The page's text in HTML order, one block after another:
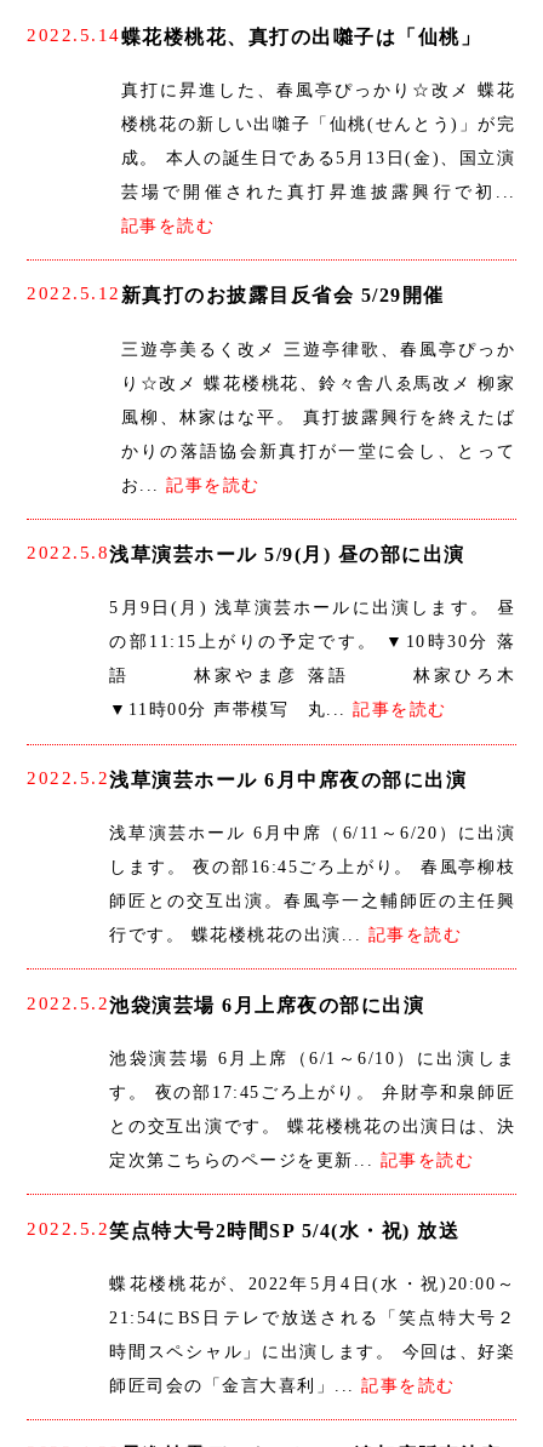
2022.5.14蝶花楼桃花、真打の出囃子は「仙桃」
真打に昇進した、春風亭ぴっかり☆改メ 蝶花
楼桃花の新しい出囃子「仙桃(せんとう)」が完
成。 本人の誕生日である5月13日(金)、国立演
芸場で開催された真打昇進披露興行で初...
記事を読む
2022.5.12新真打のお披露目反省会 5/29開催
三遊亭美るく改メ 三遊亭律歌、春風亭ぴっか
り☆改メ 蝶花楼桃花、鈴々舎八ゑ馬改メ 柳家
風柳、林家はな平。 真打披露興行を終えたば
かりの落語協会新真打が一堂に会し、とって
お...記事を読む
2022.5.8浅草演芸ホール 5/9(月) 昼の部に出演
5月9日(月) 浅草演芸ホールに出演します。 昼
の部11:15上がりの予定です。 ▼10時30分 落
語 林家やま彦 落語 林家ひろ木
▼11時00分 声帯模写 丸...記事を読む
2022.5.2浅草演芸ホール 6月中席夜の部に出演
浅草演芸ホール 6月中席（6/11～6/20）に出演
します。 夜の部16:45ごろ上がり。 春風亭柳枝
師匠との交互出演。春風亭一之輔師匠の主任興
行です。 蝶花楼桃花の出演... 記事を読む
2022.5.2池袋演芸場 6月上席夜の部に出演
池袋演芸場 6月上席（6/1～6/10）に出演しま
す。 夜の部17:45ごろ上がり。 弁財亭和泉師匠
との交互出演です。 蝶花楼桃花の出演日は、決
定次第こちらのページを更新... 記事を読む
2022.5.2笑点特大号2時間SP 5/4(水・祝) 放送
蝶花楼桃花が、2022年5月4日(水・祝)20:00～
21:54にBS日テレで放送される「笑点特大号２
時間スペシャル」に出演します。 今回は、好楽
師匠司会の「金言大喜利」...記事を読む